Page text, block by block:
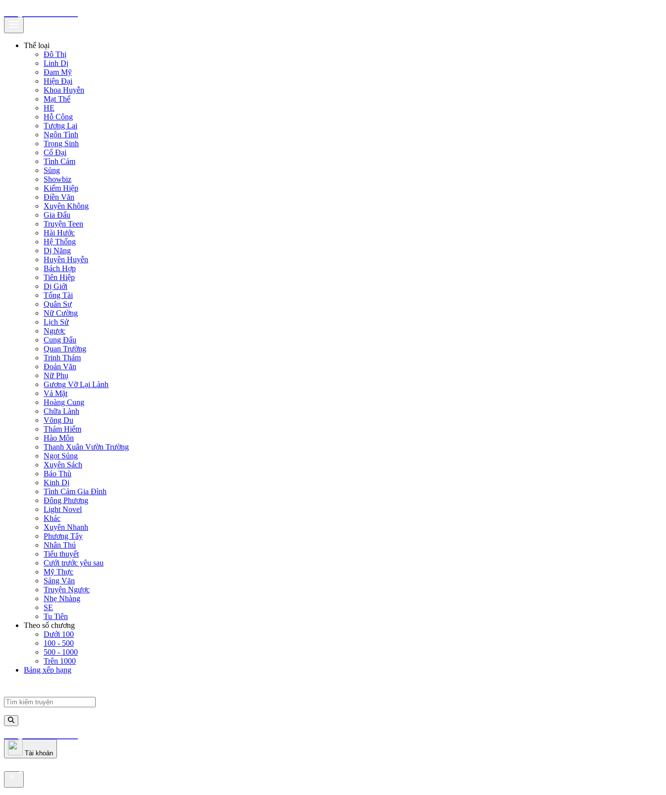
Thể loại
Đô Thị
Linh Dị
Đam Mỹ
Hiện Đại
Khoa Huyễn
Mạt Thế
HE
Hỗ Công
Tương Lai
Ngôn Tình
Trọng Sinh
Cổ Đại
Tình Cảm
Sủng
Showbiz
Kiếm Hiệp
Điền Văn
Xuyên Không
Gia Đấu
Truyện Teen
Hài Hước
Hệ Thống
Dị Năng
Huyền Huyễn
Bách Hợp
Tiên Hiệp
Dị Giới
Tổng Tài
Quân Sự
Nữ Cường
Lịch Sử
Ngược
Cung Đấu
Quan Trường
Trinh Thám
Đoản Văn
Nữ Phụ
Gương Vỡ Lại Lành
Vả Mặt
Hoàng Cung
Chữa Lành
Võng Du
Thám Hiểm
Hào Môn
Thanh Xuân Vườn Trường
Ngọt Sủng
Xuyên Sách
Báo Thù
Kinh Dị
Tình Cảm Gia Đình
Đông Phương
Light Novel
Khác
Xuyên Nhanh
Phương Tây
Nhân Thú
Tiểu thuyết
Cưới trước yêu sau
Mỹ Thực
Sảng Văn
Truyện Ngược
Nhẹ Nhàng
SE
Tu Tiên
Theo số chương
Dưới 100
100 - 500
500 - 1000
Trên 1000
Bảng xếp hạng
truyenfullz.com
Tài khoản
truyenfullz.com